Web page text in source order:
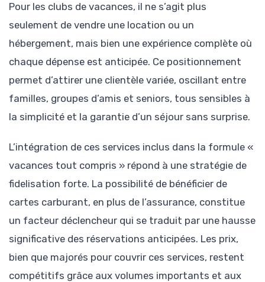
Pour les clubs de vacances, il ne s’agit plus
seulement de vendre une location ou un
hébergement, mais bien une expérience complète où
chaque dépense est anticipée. Ce positionnement
permet d’attirer une clientèle variée, oscillant entre
familles, groupes d’amis et seniors, tous sensibles à
la simplicité et la garantie d’un séjour sans surprise.
L’intégration de ces services inclus dans la formule «
vacances tout compris » répond à une stratégie de
fidelisation forte. La possibilité de bénéficier de
cartes carburant, en plus de l’assurance, constitue
un facteur déclencheur qui se traduit par une hausse
significative des réservations anticipées. Les prix,
bien que majorés pour couvrir ces services, restent
compétitifs grâce aux volumes importants et aux